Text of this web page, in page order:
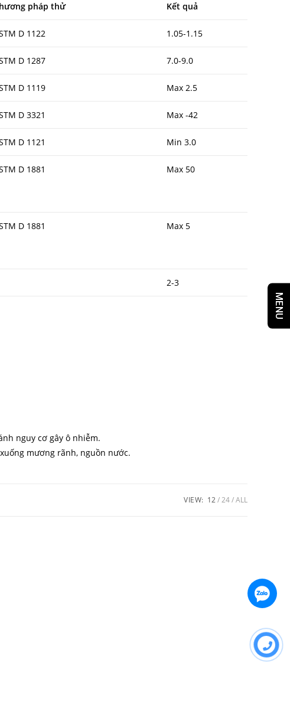
pháp thử Kết quả
D 1122 1.05-1.15
D 1287 7.0-9.0
D 1119 Max 2.5
D 3321 Max -42
D 1121 Min 3.0
D 1881 Max 50
D 1881 Max 5
2-3
nguy cơ gây ô nhiễm.
mương rãnh, nguồn nước.
VIEW: 12 24 ALL
MENU